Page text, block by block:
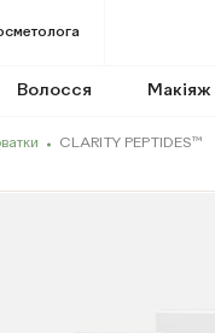
Волосся Макіяж
CLARITY PEPTIDES™